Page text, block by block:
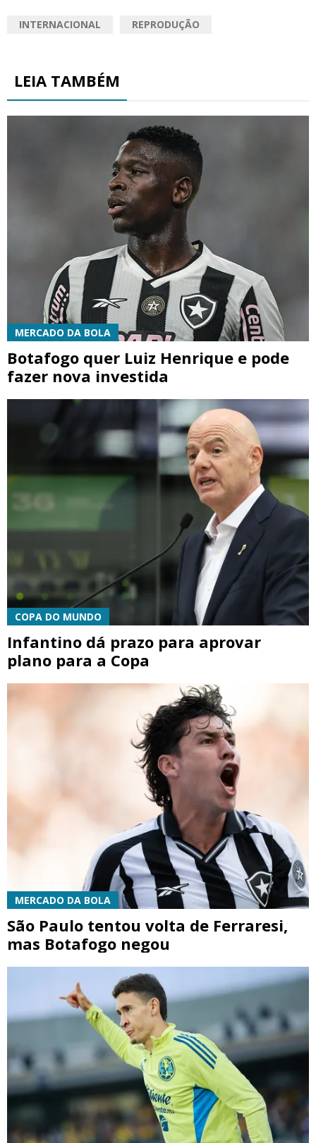
INTERNACIONAL REPRODUÇÃO
LEIA TAMBÉM
MERCADO DA BOLA
Botafogo quer Luiz Henrique e pode
fazer nova investida
COPA DO MUNDO
Infantino dá prazo para aprovar
plano para a Copa
MERCADO DA BOLA
São Paulo tentou volta de Ferraresi,
mas Botafogo negou